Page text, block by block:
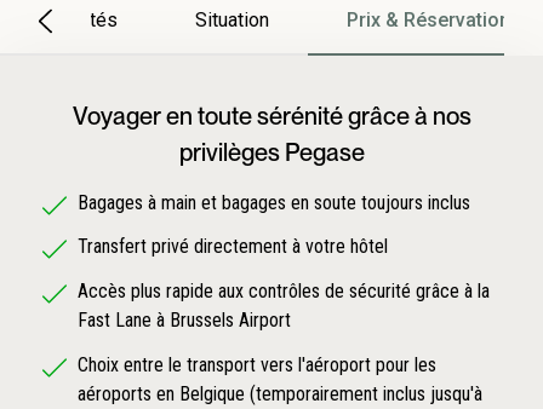
Particularités Situation Prix & Réservation
Voyager en toute sérénité grâce à nos
privilèges Pegase
Bagages à main et bagages en soute toujours inclus
Transfert privé directement à votre hôtel
Accès plus rapide aux contrôles de sécurité grâce à la
Fast Lane à Brussels Airport
Choix entre le transport vers l'aéroport pour les
aéroports en Belgique (temporairement inclus jusqu'à